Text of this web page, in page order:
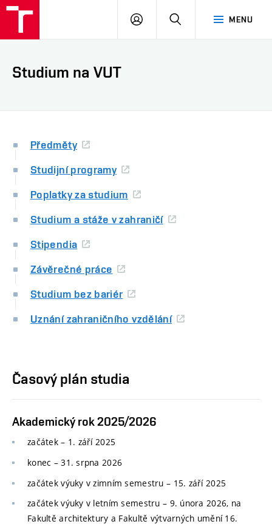
MENU
PŘIHLÁSIT
Studium na VUT
Předměty
Studijní programy
Poplatky za studium
Studium a stáže v zahraničí
Stipendia
Závěrečné práce
Studium bez bariér
Uznání zahraničního vzdělání
Časový plán studia
Akademický rok 2025/2026
začátek – 1. září 2025
konec –31. srpna 2026
začátek výuky v zimním semestru – 15. září 2025
začátek výuky v letním semestru – 9. února 2026, na
Fakultě architektury a Fakultě výtvarných umění 16.